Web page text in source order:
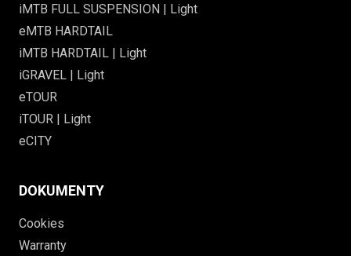
iMTB FULL SUSPENSION | Light
eMTB HARDTAIL
iMTB HARDTAIL | Light
iGRAVEL | Light
eTOUR
iTOUR | Light
eCITY
DOKUMENTY
Cookies
Warranty